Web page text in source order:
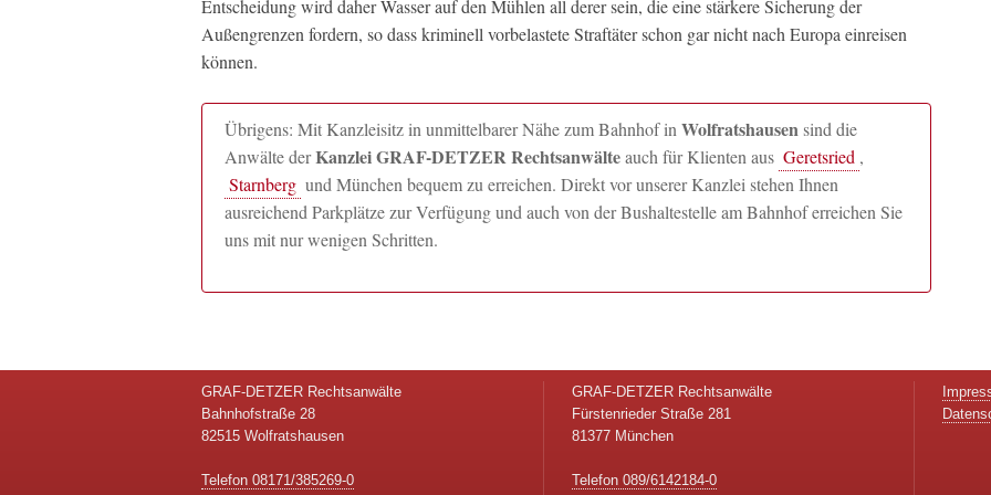
Entscheidung wird daher Wasser auf den Mühlen all derer sein, die eine stärkere Sicherung der
Außengrenzen fordern, so dass kriminell vorbelastete Straftäter schon gar nicht nach Europa einreisen
können.
Übrigens: Mit Kanzleisitz in unmittelbarer Nähe zum Bahnhof in Wolfratshausensind die
Anwälte derKanzlei GRAF-DETZER Rechtsanwälteauch für Klienten aus Geretsried ,
Starnberg und München bequem zu erreichen. Direkt vor unserer Kanzlei stehen Ihnen
ausreichend Parkplätze zur Verfügung und auch von der Bushaltestelle am Bahnhof erreichen Sie
uns mit nur wenigen Schritten.
GRAF-DETZER Rechtsanwälte
Bahnhofstraße 28
82515 Wolfratshausen
Telefon 08171/385269-0
GRAF-DETZER Rechtsanwälte
Fürstenrieder Straße 281
81377 München
Telefon 089/6142184-0